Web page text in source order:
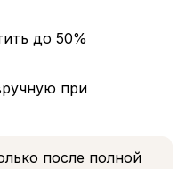
до 50%
при
после полной